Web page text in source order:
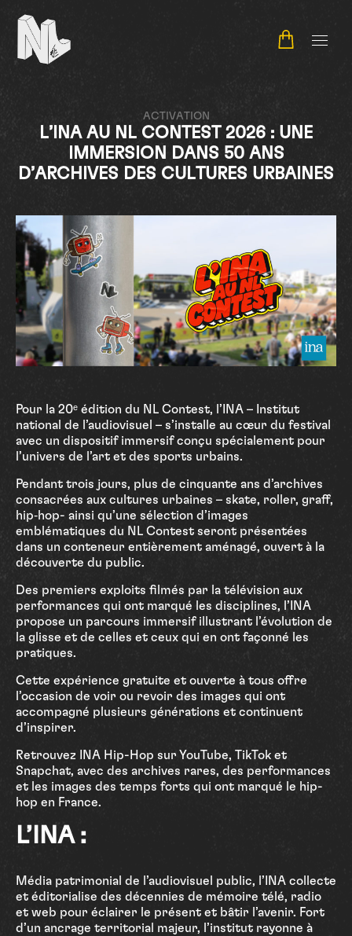
ACTIVATION
L’INA AU NL CONTEST 2026 : UNE
IMMERSION DANS 50 ANS
D’ARCHIVES DES CULTURES URBAINES
Pour la 20ᵉ édition du NL Contest, l’INA – Institut
national de l’audiovisuel – s’installe au cœur du festival
avec un dispositif immersif conçu spécialement pour
l’univers de l’art et des sports urbains.
Pendant trois jours, plus de cinquante ans d’archives
consacrées aux cultures urbaines – skate, roller, graff,
hip‑hop- ainsi qu’une sélection d’images
emblématiques du NL Contest seront présentées
dans un conteneur entièrement aménagé, ouvert à la
découverte du public.
Des premiers exploits filmés par la télévision aux
performances qui ont marqué les disciplines, l’INA
propose un parcours immersif illustrant l’évolution de
la glisse et de celles et ceux qui en ont façonné les
pratiques.
Cette expérience gratuite et ouverte à tous offre
l’occasion de voir ou revoir des images qui ont
accompagné plusieurs générations et continuent
d’inspirer.
Retrouvez INA Hip-Hop sur YouTube, TikTok et
Snapchat, avec des archives rares, des performances
et les images des temps forts qui ont marqué le hip-
hop en France.
L’INA :
Média patrimonial de l’audiovisuel public, l’INA collecte
et éditorialise des décennies de mémoire télé, radio
et web pour éclairer le présent et bâtir l’avenir. Fort
d’un ancrage territorial majeur, l’institut rayonne à